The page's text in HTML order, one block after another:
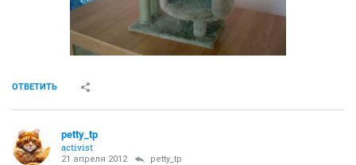
ОТВЕТИТЬ
petty_tp
activist
21 апреля 2012 petty_tp